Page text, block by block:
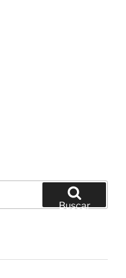
Buscar